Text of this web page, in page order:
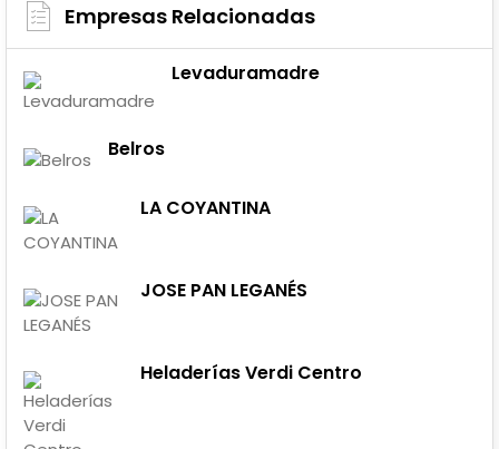
Empresas Relacionadas
Levaduramadre
Belros
LA COYANTINA
JOSE PAN LEGANÉS
Heladerías Verdi Centro